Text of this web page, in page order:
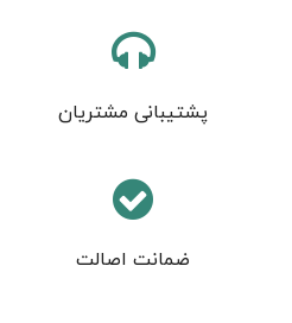
پشتیبانی مشتریان
ضمانت اصالت